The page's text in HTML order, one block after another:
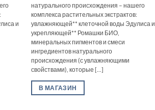
и
натурального происхождения – нашего
комплекса растительных экстрактов:
увлажняющей** клеточной воды Эдулиса и
укрепляющей** Ромашки БИО,
минеральных пигментов и смеси
ингредиентов натурального
происхождения (с увлажняющими
свойствами), которые [...]
В МАГАЗИН